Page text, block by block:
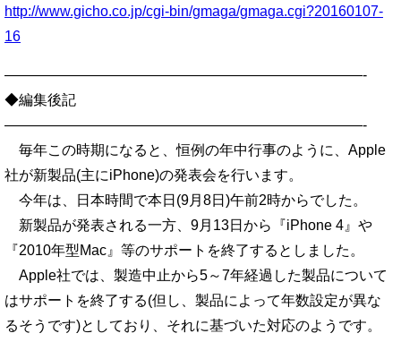
http://www.gicho.co.jp/cgi-bin/gmaga/gmaga.cgi?20160107-
16
—————————————————————————-
◆編集後記
—————————————————————————-
毎年この時期になると、恒例の年中行事のように、Apple
社が新製品(主にiPhone)の発表会を行います。
今年は、日本時間で本日(9月8日)午前2時からでした。
新製品が発表される一方、9月13日から『iPhone 4』や
『2010年型Mac』等のサポートを終了するとしました。
Apple社では、製造中止から5～7年経過した製品について
はサポートを終了する(但し、製品によって年数設定が異な
るそうです)としており、それに基づいた対応のようです。